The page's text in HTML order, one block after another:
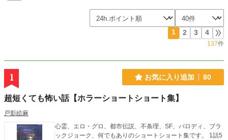
1 2 3 4
137件
1 お気に入り追加 80
超短くても怖い話【ホラーショートショート集】
戸影絵麻
心霊、エロ・グロ、都市伝説、不条理、SF、パロディ、ブラ
ックジョーク、何でもありのショートショート集です。 1話5